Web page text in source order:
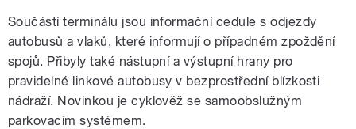
Součástí terminálu jsou informační cedule s odjezdy
autobusů a vlaků, které informují o případném zpoždění
spojů. Přibyly také nástupní a výstupní hrany pro
pravidelné linkové autobusy v bezprostřední blízkosti
nádraží. Novinkou je cyklověž se samoobslužným
parkovacím systémem.